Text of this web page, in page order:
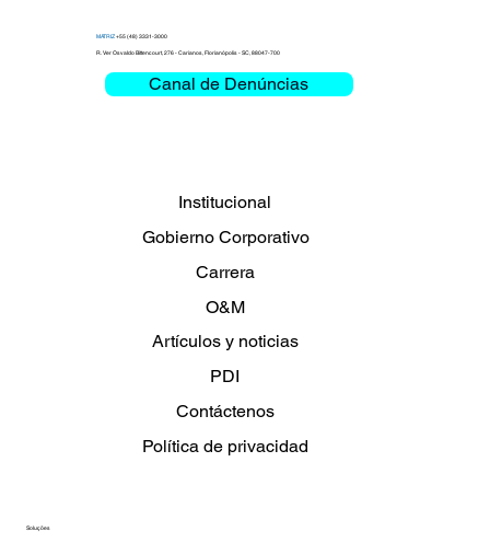
MATRIZ+55 (48) 3331-3000
R. Ver Osvaldo Bittencourt, 276 - Carianos, Florianópolis - SC, 88047-700
Canal de Denúncias
Soluções
Institucional
Gobierno Corporativo
Carrera
O&M
Artículos y noticias
PDI
Contáctenos
Política de privacidad